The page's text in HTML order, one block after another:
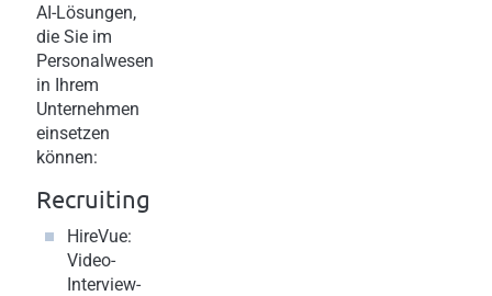
AI-Lösungen,
die Sie im
Personalwesen
in Ihrem
Unternehmen
einsetzen
können:
Recruiting
HireVue:
Video-
Interview-